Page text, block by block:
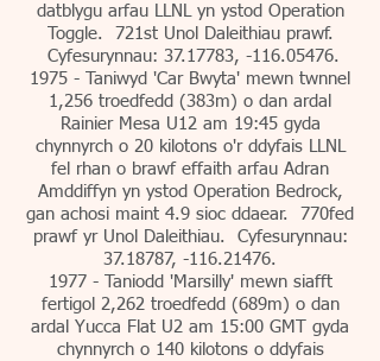
datblygu arfau LLNL yn ystod Operation
Toggle. 721st Unol Daleithiau prawf.
Cyfesurynnau: 37.17783, -116.05476.
1975 - Taniwyd 'Car Bwyta' mewn twnnel
1,256 troedfedd (383m) o dan ardal
Rainier Mesa U12 am 19:45 gyda
chynnyrch o 20 kilotons o'r ddyfais LLNL
fel rhan o brawf effaith arfau Adran
Amddiffyn yn ystod Operation Bedrock,
gan achosi maint 4.9 sioc ddaear. 770fed
prawf yr Unol Daleithiau. Cyfesurynnau:
37.18787, -116.21476.
1977 - Taniodd 'Marsilly' mewn siafft
fertigol 2,262 troedfedd (689m) o dan
ardal Yucca Flat U2 am 15:00 GMT gyda
chynnyrch o 140 kilotons o ddyfais